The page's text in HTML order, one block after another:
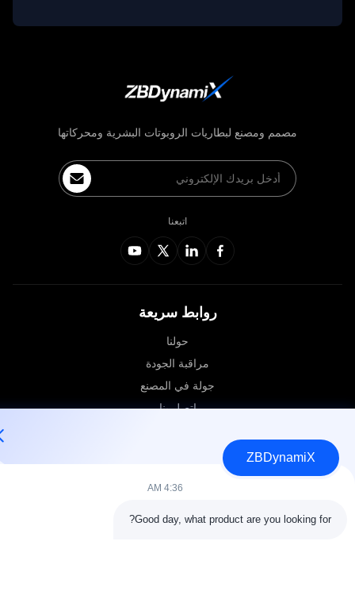
مصمم ومصنع لبطاريات الروبوتات البشرية ومحركاتها
روابط سريعة
مراقبة الجودة
جولة في المصنع
اتصل بنا
© 2026 ZBDynamiX Co., Ltd.. جميع الحقوق محفوظة.
خريطة الموقع
ZBDynamiX
Good day, what product are you looking